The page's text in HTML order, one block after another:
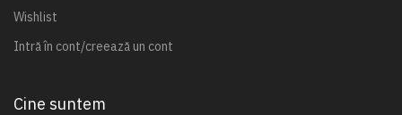
Wishlist
Intră în cont/creează un cont
Cine suntem